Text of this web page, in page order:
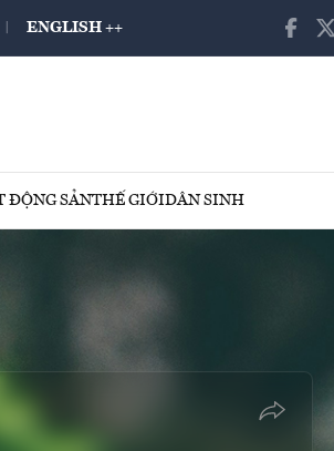
ENGLISH ++
ĐỘNG SẢNTHẾ GIỚIDÂN SINH